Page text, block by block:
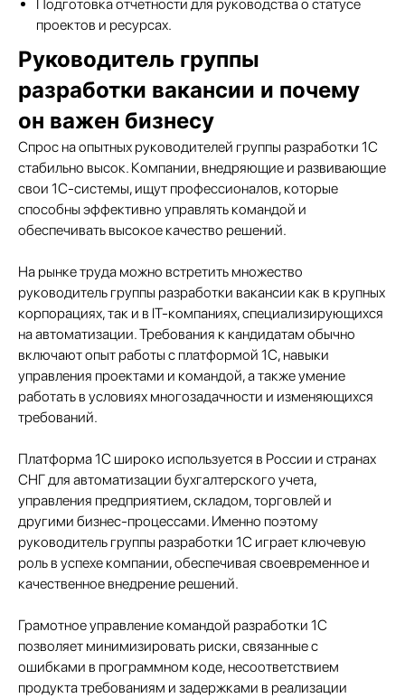
Подготовка отчетности для руководства о статусе
проектов и ресурсах.
Руководитель группы
разработки вакансии и почему
он важен бизнесу
Спрос на опытных руководителей группы разработки 1С
стабильно высок. Компании, внедряющие и развивающие
свои 1С-системы, ищут профессионалов, которые
способны эффективно управлять командой и
обеспечивать высокое качество решений.
На рынке труда можно встретить множество
руководитель группы разработки вакансии как в крупных
корпорациях, так и в IT-компаниях, специализирующихся
на автоматизации. Требования к кандидатам обычно
включают опыт работы с платформой 1С, навыки
управления проектами и командой, а также умение
работать в условиях многозадачности и изменяющихся
требований.
Платформа 1С широко используется в России и странах
СНГ для автоматизации бухгалтерского учета,
управления предприятием, складом, торговлей и
другими бизнес-процессами. Именно поэтому
руководитель группы разработки 1С играет ключевую
роль в успехе компании, обеспечивая своевременное и
качественное внедрение решений.
Грамотное управление командой разработки 1С
позволяет минимизировать риски, связанные с
ошибками в программном коде, несоответствием
продукта требованиям и задержками в реализации
Подобрать специалиста?
+7
Отправить заявку
Мы направим вам коммерческое
предложение в течении часа!
Заполняя данную форму, вы даетеСогласие на
обработку Персональных данных и соглашаетесь с
Политикой в отношении обработки персональных
данных
+7 499 380 89 20
info@it-atlas.ru